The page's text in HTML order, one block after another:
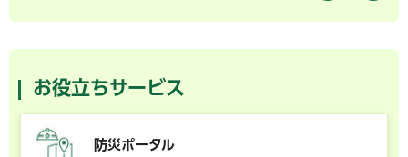
お役立ちサービス
防災ポータル